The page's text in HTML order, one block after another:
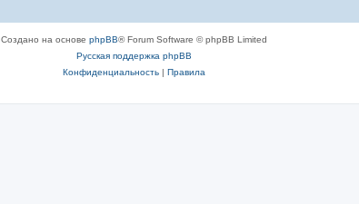
Создано на основе phpBB® Forum Software © phpBB Limited
Русская поддержка phpBB
Конфиденциальность| Правила